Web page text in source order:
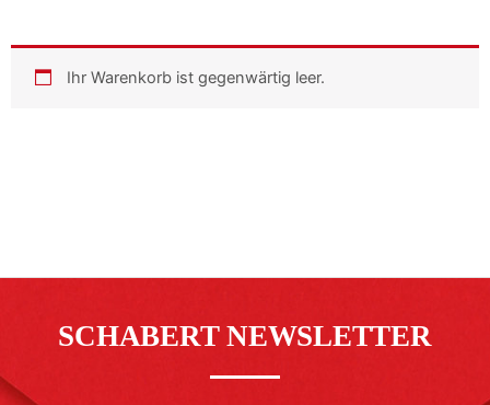
Ihr Warenkorb ist gegenwärtig leer.
SCHABERT NEWSLETTER